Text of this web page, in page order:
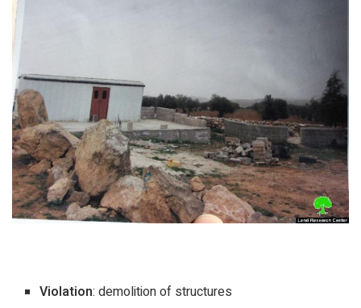
Violation: demolition of structures